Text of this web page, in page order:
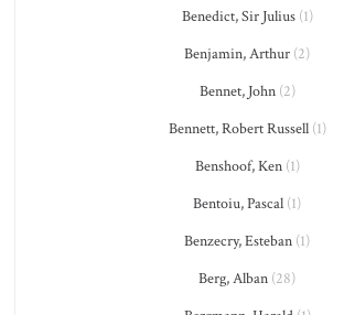
Benedict, Sir Julius(1)
Benjamin, Arthur (2)
Bennet, John(2)
Bennett, Robert Russell(1)
Benshoof, Ken(1)
Bentoiu, Pascal (1)
Benzecry, Esteban (1)
Berg, Alban (28)